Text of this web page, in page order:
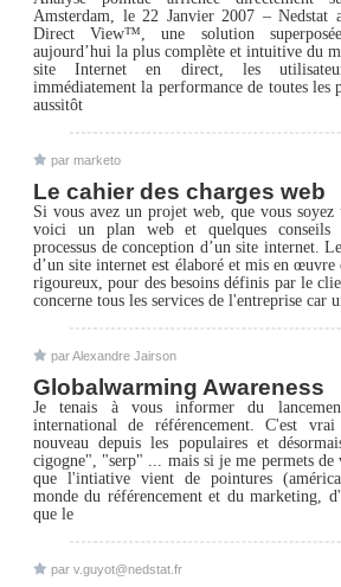
Amsterdam, le 22 Janvier 2007 – Nedstat
Direct View™, une solution
aujourd’hui la plus complète et intuitive du
site Internet en direct, les
immédiatement la performance de toutes les
aussitôt
par marketo
Le cahier des charges web
Si vous avez un projet web, que vous soyez
voici un plan web et quelques conseils
processus de conception d’un site internet.
d’un site internet est élaboré et mis en œuvre
rigoureux, pour des besoins définis par le
concerne tous les services de l'entreprise car
par Alexandre Jairson
Globalwarming Awareness
Je tenais à vous informer du
international de référencement. C'est
nouveau depuis les populaires et
cigogne", "serp" ... mais si je me permets de
que l'intiative vient de pointures
monde du référencement et du marketing,
que le
par v.guyot@nedstat.fr